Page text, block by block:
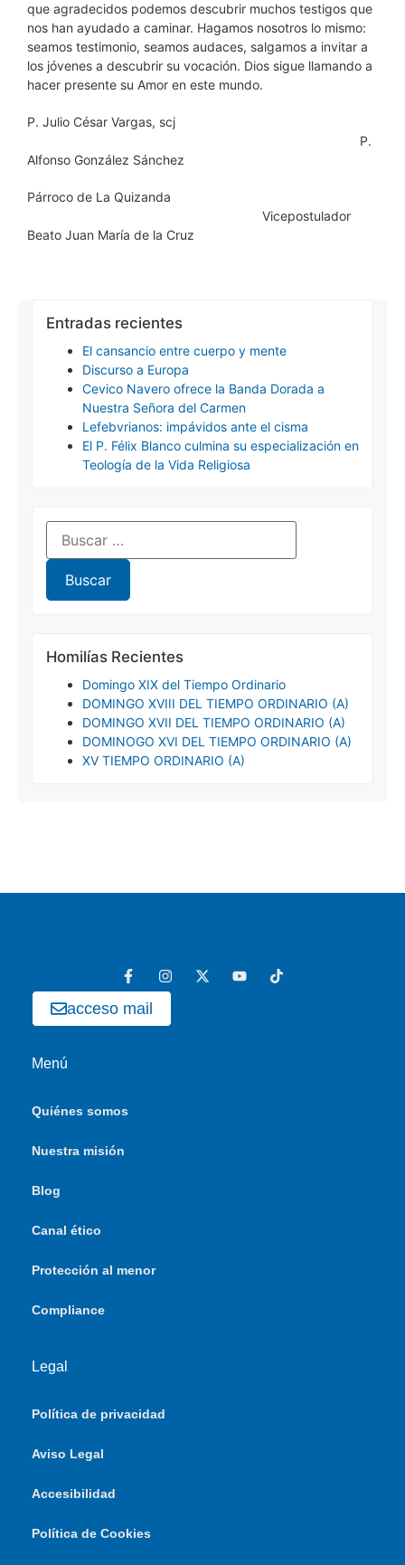
que agradecidos podemos descubrir muchos testigos que
nos han ayudado a caminar. Hagamos nosotros lo mismo:
seamos testimonio, seamos audaces, salgamos a invitar a
los jóvenes a descubrir su vocación. Dios sigue llamando a
hacer presente su Amor en este mundo.
P. Julio César Vargas, scj
P.
Alfonso González Sánchez
Párroco de La Quizanda
Vicepostulador
Beato Juan María de la Cruz
Entradas recientes
El cansancio entre cuerpo y mente
Discurso a Europa
Cevico Navero ofrece la Banda Dorada a
Nuestra Señora del Carmen
Lefebvrianos: impávidos ante el cisma
El P. Félix Blanco culmina su especialización en
Teología de la Vida Religiosa
Homilías Recientes
Domingo XIX del Tiempo Ordinario
DOMINGO XVIII DEL TIEMPO ORDINARIO (A)
DOMINGO XVII DEL TIEMPO ORDINARIO (A)
DOMINOGO XVI DEL TIEMPO ORDINARIO (A)
XV TIEMPO ORDINARIO (A)
acceso mail
Menú
Quiénes somos
Nuestra misión
Blog
Canal ético
Protección al menor
Compliance
Legal
Política de privacidad
Aviso Legal
Accesibilidad
Política de Cookies